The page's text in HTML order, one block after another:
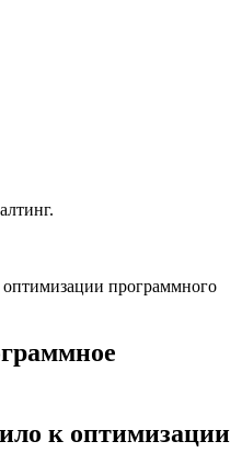
программного
к оптимизации